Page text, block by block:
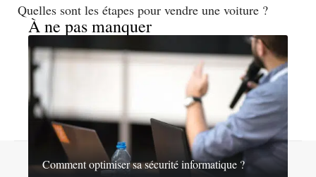
Quelles sont les étapes pour vendre une voiture ?
À ne pas manquer
Comment optimiser sa sécurité informatique ?
Contact Mentions légales Sitemap